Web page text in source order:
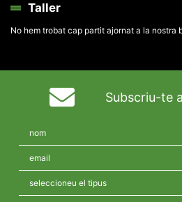
Taller
No hem trobat cap partit ajornat a la nostra
Subscriu-te